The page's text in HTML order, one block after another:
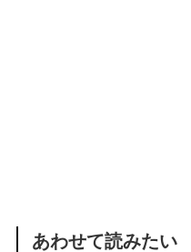
あわせて読みたい